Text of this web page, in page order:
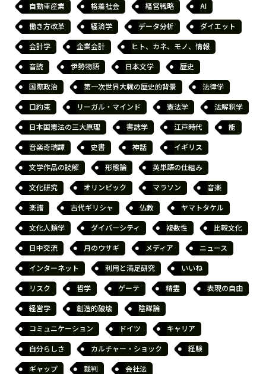
自動車産業
格差社会 経営戦略
AI
働き方改革
経済学 データ分析
ダイエット
会計学
企業会計
ヒト、カネ、モノ、情報
音読
伊勢物語 日本文学
歴史
国際政治
第一次世界大戦の歴史的背景
法律学
口約束
リーガル・マインド 憲法学
法解釈学
日本国憲法の三大原理
書誌学 江戸時代
能
音楽奇瑞譚
史書 神話
イギリス
文学作品の読解
形態論
英単語の仕組み
文化研究
オリンピック マラソン
音楽
楽譜
古代ギリシャ 仏教
ヤマトタケル
文化人類学
ダイバーシティ 複数性
比較文化
日中交流
月のウサギ メディア
ニュース
インターネット
利用と満足研究
いいね
リスク
哲学 ゲーテ 精霊
表現の自由
経営学
創造的破壊
陰謀論
コミュニケーション
ドイツ
キャリア
自分らしさ
カルチャー・ショック
経験
ギャップ
裁判
会社法